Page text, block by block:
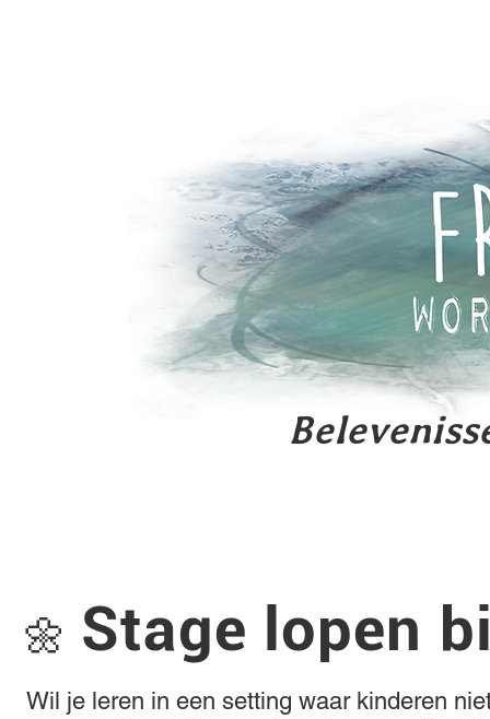
🌼 Stage lopen
Wil je leren in een setting waar kinderen